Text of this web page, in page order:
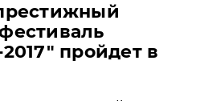
пройдет в